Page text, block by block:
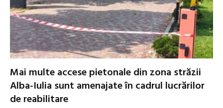
Mai multe accese pietonale din zona străzii
Alba-Iulia sunt amenajate în cadrul lucrărilor
de reabilitare